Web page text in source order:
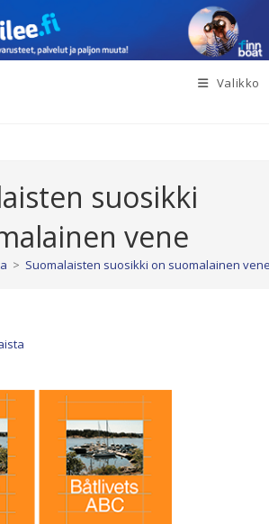
Valikko
suosikki
vene
> Suomalaisten suosikki on suomalainen